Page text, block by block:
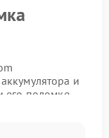
и
его поломке
к